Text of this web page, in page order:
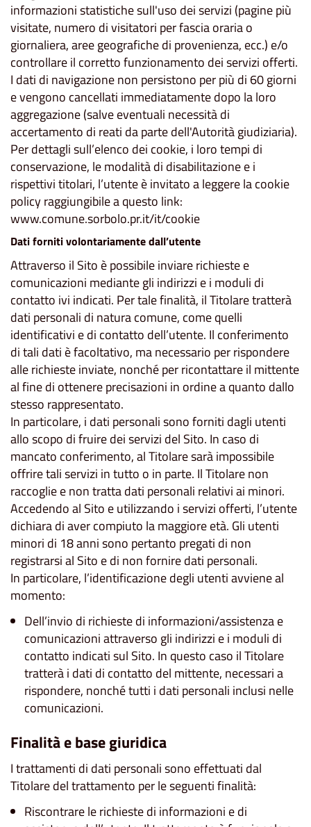
informazioni statistiche sull'uso dei servizi (pagine più
visitate, numero di visitatori per fascia oraria o
giornaliera, aree geografiche di provenienza, ecc.) e/o
controllare il corretto funzionamento dei servizi offerti.
I dati di navigazione non persistono per più di 60 giorni
e vengono cancellati immediatamente dopo la loro
aggregazione (salve eventuali necessità di
accertamento di reati da parte dell'Autorità giudiziaria).
Per dettagli sull’elenco dei cookie, i loro tempi di
conservazione, le modalità di disabilitazione e i
rispettivi titolari, l’utente è invitato a leggere la cookie
policy raggiungibile a questo link:
www.comune.sorbolo.pr.it/it/cookie
Dati forniti volontariamente dall’utente
Attraverso il Sito è possibile inviare richieste e
comunicazioni mediante gli indirizzi e i moduli di
contatto ivi indicati. Per tale finalità, il Titolare tratterà
dati personali di natura comune, come quelli
identificativi e di contatto dell’utente. Il conferimento
di tali dati è facoltativo, ma necessario per rispondere
alle richieste inviate, nonché per ricontattare il mittente
al fine di ottenere precisazioni in ordine a quanto dallo
stesso rappresentato.
In particolare, i dati personali sono forniti dagli utenti
allo scopo di fruire dei servizi del Sito. In caso di
mancato conferimento, al Titolare sarà impossibile
offrire tali servizi in tutto o in parte. Il Titolare non
raccoglie e non tratta dati personali relativi ai minori.
Accedendo al Sito e utilizzando i servizi offerti, l’utente
dichiara di aver compiuto la maggiore età. Gli utenti
minori di 18 anni sono pertanto pregati di non
registrarsi al Sito e di non fornire dati personali.
In particolare, l’identificazione degli utenti avviene al
momento:
Dell’invio di richieste di informazioni/assistenza e
comunicazioni attraverso gli indirizzi e i moduli di
contatto indicati sul Sito. In questo caso il Titolare
tratterà i dati di contatto del mittente, necessari a
rispondere, nonché tutti i dati personali inclusi nelle
comunicazioni.
Finalità e base giuridica
I trattamenti di dati personali sono effettuati dal
Titolare del trattamento per le seguenti finalità:
Riscontrare le richieste di informazioni e di